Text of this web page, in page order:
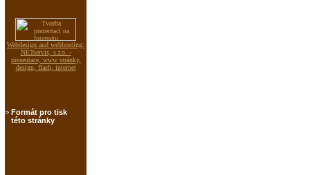
Webdesign and webhosting:
NETservis, s.r.o. -
prezentace, www stránky,
design, flash, internet
> Formát pro tisk
této stránky